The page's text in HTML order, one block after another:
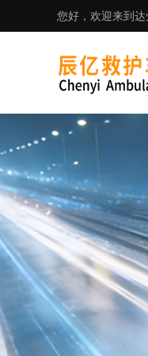
您好，欢迎来到达